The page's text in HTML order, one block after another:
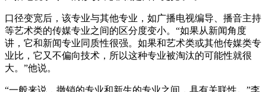
口径变宽后，该专业与其他专业，如广播电视编导、播音主持
等艺术类的传媒专业之间的区分度变小。“如果从新闻角度
讲，它和新闻专业同质性很强。如果和艺术类或其他传媒类专
业比，它又不偏向技术，所以这种专业被淘汰的可能性就很
大。”他说。
“一般来说，撤销的专业和新生的专业之间，具有关联性。”李